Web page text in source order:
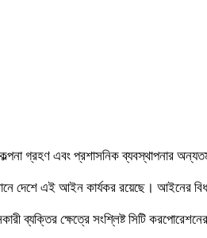
গ্রহণ এবং প্রশাসনিক ব্যবস্থাপনার
দেশে এই আইন কার্যকর রয়েছে। আইনের
ব্যক্তির ক্ষেত্রে সংশ্লিষ্ট সিটি